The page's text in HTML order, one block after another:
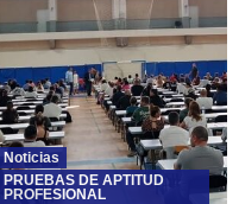
Noticias
PRUEBAS DE APTITUD
PROFESIONAL